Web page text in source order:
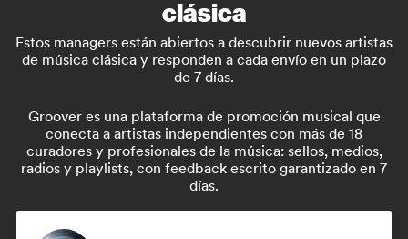
clásica
Estos managers están abiertos a descubrir nuevos artistas
de música clásica y responden a cada envío en un plazo
de 7 días.
Groover es una plataforma de promoción musical que
conecta a artistas independientes con más de 18
curadores y profesionales de la música: sellos, medios,
radios y playlists, con feedback escrito garantizado en 7
días.